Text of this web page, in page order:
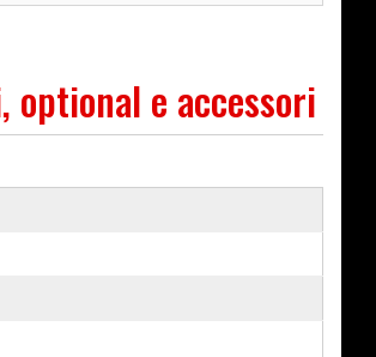
optional e accessori